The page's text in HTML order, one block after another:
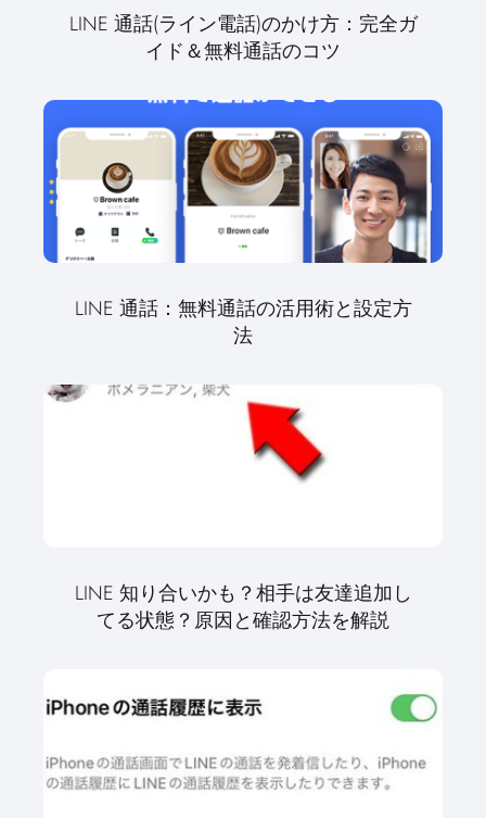
LINE 通話(ライン電話)のかけ方：完全ガ
イド＆無料通話のコツ
LINE 通話：無料通話の活用術と設定方
法
LINE 知り合いかも？相手は友達追加し
てる状態？原因と確認方法を解説